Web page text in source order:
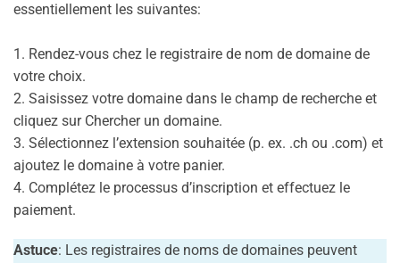
essentiellement les suivantes:
1. Rendez-vous chez le registraire de nom de domaine de
votre choix.
2. Saisissez votre domaine dans le champ de recherche et
cliquez sur Chercher un domaine.
3. Sélectionnez l’extension souhaitée (p. ex. .ch ou .com) et
ajoutez le domaine à votre panier.
4. Complétez le processus d’inscription et effectuez le
paiement.
Astuce: Les registraires de noms de domaines peuvent